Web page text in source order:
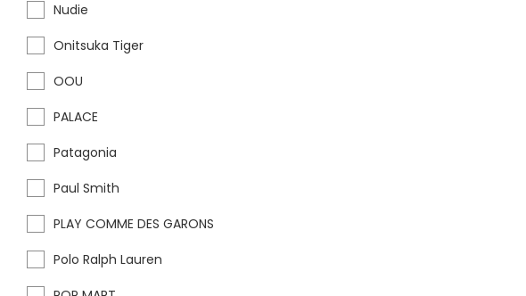
Nudie
Onitsuka Tiger
OOU
PALACE
Patagonia
Paul Smith
PLAY COMME DES GARONS
Polo Ralph Lauren